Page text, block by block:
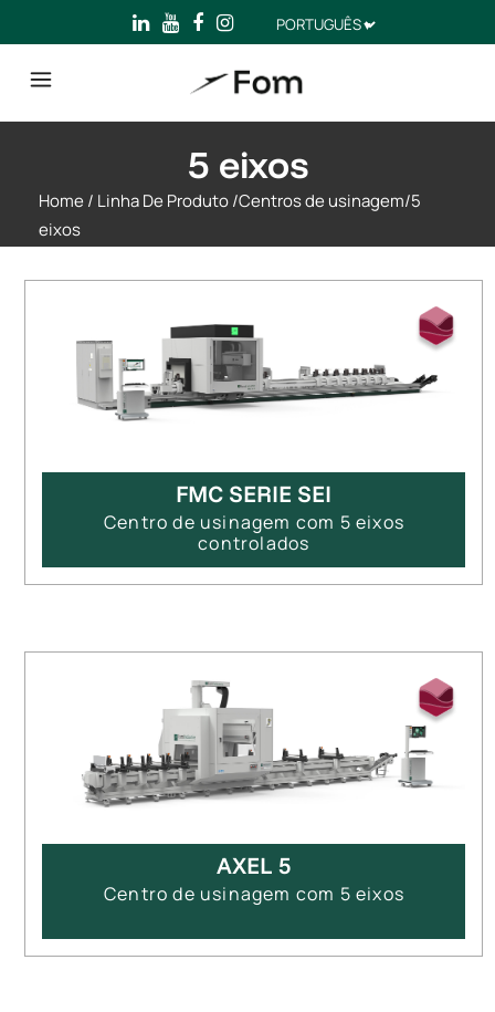
Escolha
um
idioma
5 eixos
Home / Linha De Produto/Centros de usinagem/5
eixos
FMC SERIE SEI
Centro de usinagem com 5 eixos
controlados
AXEL 5
Centro de usinagem com 5 eixos